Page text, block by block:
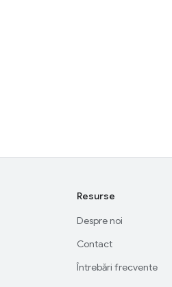
Resurse
Despre noi
Contact
Întrebări frecvente